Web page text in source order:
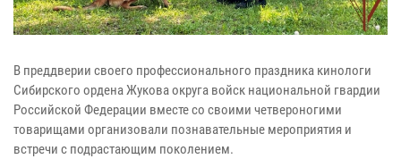
В преддверии своего профессионального праздника кинологи
Сибирского ордена Жукова округа войск национальной гвардии
Российской Федерации вместе со своими четвероногими
товарищами организовали познавательные мероприятия и
встречи с подрастающим поколением.